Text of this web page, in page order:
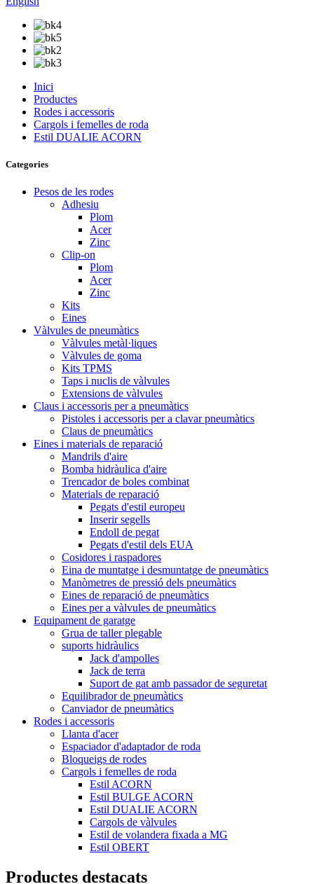
Inici
Productes
Rodes i accessoris
Cargols i femelles de roda
Estil DUALIE ACORN
Categories
Pesos de les rodes
Adhesiu
Plom
Acer
Zinc
Clip-on
Plom
Acer
Zinc
Kits
Eines
Vàlvules de pneumàtics
Vàlvules metàl·liques
Vàlvules de goma
Kits TPMS
Taps i nuclis de vàlvules
Extensions de vàlvules
Claus i accessoris per a pneumàtics
Pistoles i accessoris per a clavar pneumàtics
Claus de pneumàtics
Eines i materials de reparació
Mandrils d'aire
Bomba hidràulica d'aire
Trencador de boles combinat
Materials de reparació
Pegats d'estil europeu
Inserir segells
Endoll de pegat
Pegats d'estil dels EUA
Cosidores i raspadores
Eina de muntatge i desmuntatge de pneumàtics
Manòmetres de pressió dels pneumàtics
Eines de reparació de pneumàtics
Eines per a vàlvules de pneumàtics
Equipament de garatge
Grua de taller plegable
suports hidràulics
Jack d'ampolles
Jack de terra
Suport de gat amb passador de seguretat
Equilibrador de pneumàtics
Canviador de pneumàtics
Rodes i accessoris
Llanta d'acer
Espaciador d'adaptador de roda
Bloqueigs de rodes
Cargols i femelles de roda
Estil ACORN
Estil BULGE ACORN
Estil DUALIE ACORN
Cargols de vàlvules
Estil de volandera fixada a MG
Estil OBERT
Productes destacats